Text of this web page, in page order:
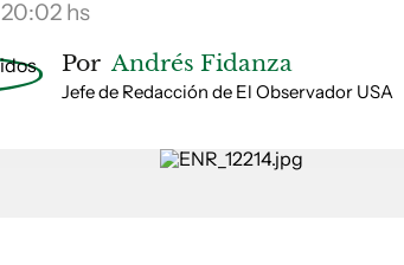
20:02 hs
Por Andrés Fidanza
Jefe de Redacción de El Observador USA